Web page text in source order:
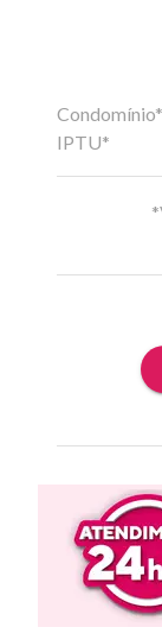
Condomínio*
IPTU*